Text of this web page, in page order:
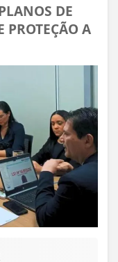
DE
PROTEÇÃO A